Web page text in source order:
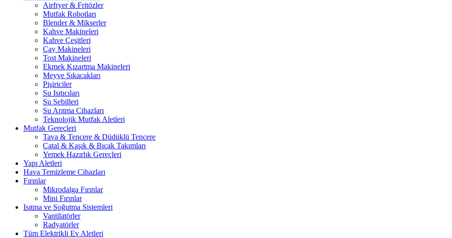
Airfryer & Fritözler
Mutfak Robotları
Blender & Mikserler
Kahve Makineleri
Kahve Çeşitleri
Çay Makineleri
Tost Makineleri
Ekmek Kızartma Makineleri
Meyve Sıkacakları
Pişiriciler
Su Isıtıcıları
Su Sebilleri
Su Arıtma Cihazları
Teknolojik Mutfak Aletleri
Mutfak Gereçleri
Tava & Tencere & Düdüklü Tencere
Çatal & Kaşık & Bıçak Takımları
Yemek Hazırlık Gereçleri
Yapı Aletleri
Hava Temizleme Cihazları
Fırınlar
Mikrodalga Fırınlar
Mini Fırınlar
Isıtma ve Soğutma Sistemleri
Vantilatörler
Radyatörler
Tüm Elektrikli Ev Aletleri